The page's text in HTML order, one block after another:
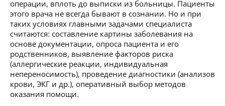
операции, вплоть до выписки из больницы. Пациенты
этого врача не всегда бывают в сознании. Но и при
таких условиях главными задачами специалиста
считаются: составление картины заболевания на
основе документации, опроса пациента и его
родственников, выявление факторов риска
(аллергические реакции, индивидуальная
непереносимость), проведение диагностики (анализов
крови, ЭКГ и др.), оперативный выбор методов
оказания помощи.